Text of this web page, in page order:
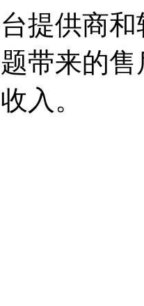
提供商
带来的
入。